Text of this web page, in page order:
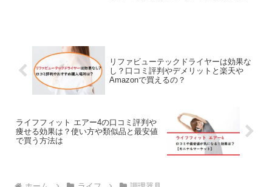
リファビューテックドライヤーは効果な
し？口コミ評判やデメリットと楽天や
Amazonで買えるの？
ライフフィット エアー4の口コミ評判や
痩せる効果は？使い方や類似品と最安値
で買う方法は